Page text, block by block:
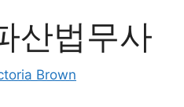
산법무사
Brown